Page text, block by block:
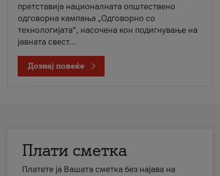
претставија националната општествено
одговорна кампања „Одговорно со
технологијата“, насочена кон подигнување на
јавната свест...
Дознај повеќе
Плати сметка
Платете ја Вашата сметка без најава на